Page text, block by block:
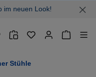
im neuen Look!
Stühle